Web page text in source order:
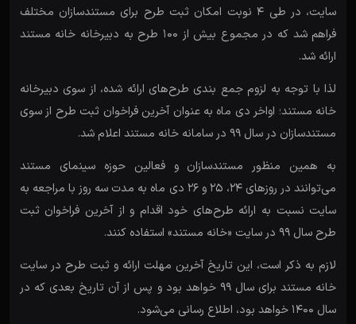
سایت، در طی 4 نوبت امکان ثبت طرح برای مستندسازان مختلف
فراهم شد که در مجموع بیش از 100 طرح به دبیرخانه خانه مستند
ارائه شد.
لذا با توجه به لزوم جمع بندی طرح‌های ارائه شده، از سوی دبیرخانه
خانه مستند؛ اواخر دی ماه به عنوان آخرین فراخوان ثبت طرح از سوی
مستندسازان در سال 99 در سامانه خانه مستند اعلام شد.
به همین منظور مستندسازان و فعالین حوزه سینمای مستند
می‌توانند در روزهای 24، 25 و 26 دی ماه به مدت سه روز با مراجعه به
سایت نسبت به ارائه طرح‌های خود اقدام و از آخرین فراخوان ثبت
طرح سال 99 در سایت «خانه مستند» استفاده کنند.
لازم به ذکر است، این تاریخ آخرین مهلت ارائه و ثبت طرح در سایت
خانه مستند برای سال 99 خواهد بود و پس از آن تاریخ بعدی که در
سال 1400 خواهد بود، اطلاع رسانی می‌شود.